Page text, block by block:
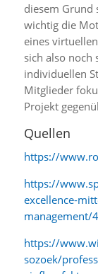
diesem Grund
wichtig die
eines
sich also noch
individuellen
Mitglieder
Projekt
Quellen
https://
https://
excellence-
management/
https://
sozoek/